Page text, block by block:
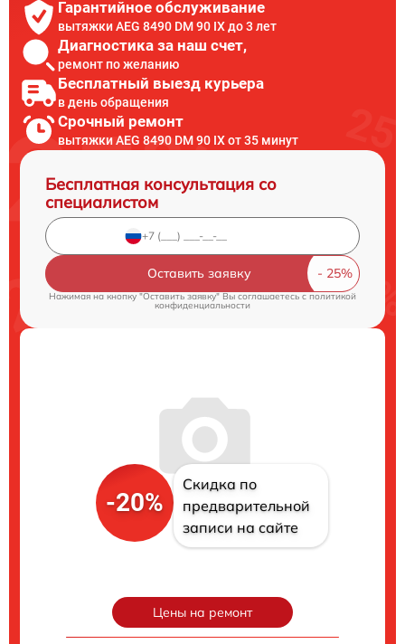
Гарантийное обслуживание
вытяжки AEG 8490 DM 90 IX до 3 лет
Диагностика за наш счет,
ремонт по желанию
Бесплатный выезд курьера
в день обращения
Срочный ремонт
вытяжки AEG 8490 DM 90 IX от 35 минут
Бесплатная консультация со
специалистом
Оставить заявку
Нажимая на кнопку "Оставить заявку" Вы соглашаетесь cполитикой
конфиденциальности
-20%
Скидка по
предварительной
записи на сайте
Цены на ремонт